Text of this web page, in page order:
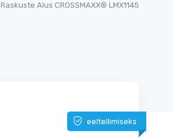
Raskuste Alus CROSSMAXX® LMX1145
eeltellimiseks